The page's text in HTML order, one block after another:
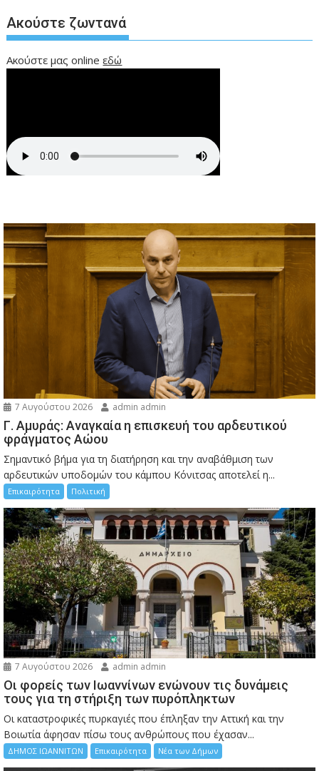
Ακούστε ζωντανά
Ακούστε μας onlineεδώ
7 Αυγούστου 2026 admin admin
Γ. Αμυράς: Αναγκαία η επισκευή του αρδευτικού
φράγματος Αώου
Σημαντικό βήμα για τη διατήρηση και την αναβάθμιση των
αρδευτικών υποδομών του κάμπου Κόνιτσας αποτελεί η...
Επικαιρότητα Πολιτική
7 Αυγούστου 2026 admin admin
Οι φορείς των Ιωαννίνων ενώνουν τις δυνάμεις
τους για τη στήριξη των πυρόπληκτων
Οι καταστροφικές πυρκαγιές που έπληξαν την Αττική και την
Bοιωτία άφησαν πίσω τους ανθρώπους που έχασαν...
ΔΗΜΟΣ ΙΩΑΝΝΙΤΩΝ Επικαιρότητα Νέα των Δήμων